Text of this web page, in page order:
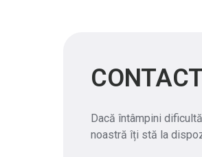
Dacă întâmpini
noastră îți stă la